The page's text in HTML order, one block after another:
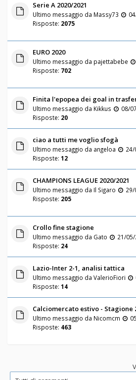
Serie A 2020/2021
Ultimo messaggio da Massy73
Risposte: 2075
EURO 2020
Ultimo messaggio da pajettabebe
Risposte: 702
Finita l'epopea dei goal in
Ultimo messaggio da Kikkus
08/
Risposte: 20
ciao a tutti me voglio sfogà
Ultimo messaggio da angeloa
24/
Risposte: 12
CHAMPIONS LEAGUE 2020/2021
Ultimo messaggio da Il Sigaro
29/
Risposte: 205
Crollo fine stagione
Ultimo messaggio da Gato
21/05/
Risposte: 24
Lazio-Inter 2-1, analisi tattica
Ultimo messaggio da ValerioFiori
Risposte: 14
Calciomercato estivo - Stagione
Ultimo messaggio da Nicomcm
Risposte: 463